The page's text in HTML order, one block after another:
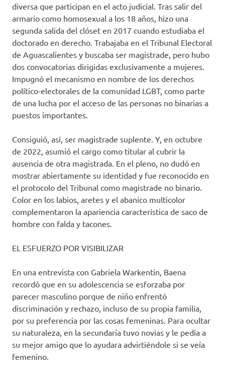
diversa que participan en el acto judicial. Tras salir del
armario como homosexual a los 18 años, hizo una
segunda salida del clóset en 2017 cuando estudiaba el
doctorado en derecho. Trabajaba en el Tribunal Electoral
de Aguascalientes y buscaba ser magistrade, pero hubo
dos convocatorias dirigidas exclusivamente a mujeres.
Impugnó el mecanismo en nombre de los derechos
político-electorales de la comunidad LGBT, como parte
de una lucha por el acceso de las personas no binarias a
puestos importantes.
Consiguió, así, ser magistrade suplente. Y, en octubre
de 2022, asumió el cargo como titular al cubrir la
ausencia de otra magistrada. En el pleno, no dudó en
mostrar abiertamente su identidad y fue reconocido en
el protocolo del Tribunal como magistrade no binario.
Color en los labios, aretes y el abanico multicolor
complementaron la apariencia característica de saco de
hombre con falda y tacones.
EL ESFUERZO POR VISIBILIZAR
En una entrevista con Gabriela Warkentin, Baena
recordó que en su adolescencia se esforzaba por
parecer masculino porque de niño enfrentó
discriminación y rechazo, incluso de su propia familia,
por su preferencia por las cosas femeninas. Para ocultar
su naturaleza, en la secundaria tuvo novias y le pedía a
su mejor amigo que lo ayudara advirtiéndole si se veía
femenino.